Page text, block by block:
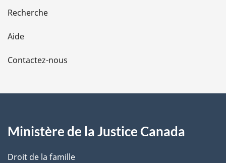
e
l
a
e
Recherche
Aide
Contactez-nous
Ministère de la Justice Canada
Droit de la famille